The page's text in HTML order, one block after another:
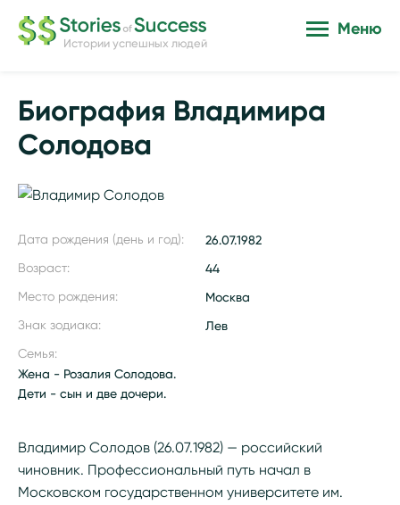
Истории успешных людей
Меню
Биография Владимира
Солодова
Дата рождения (день и год): 26.07.1982
Возраст: 44
Место рождения: Москва
Знак зодиака: Лев
Семья:
Жена - Розалия Солодова.
Дети - сын и две дочери.
Владимир Солодов (26.07.1982) — российский
чиновник. Профессиональный путь начал в
Московском государственном университете им.